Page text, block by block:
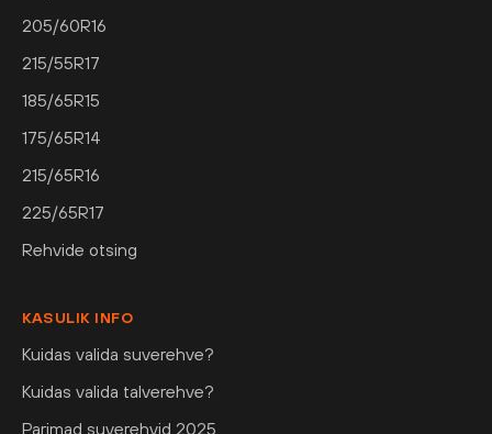
205/60R16
215/55R17
185/65R15
175/65R14
215/65R16
225/65R17
Rehvide otsing
KASULIK INFO
Kuidas valida suverehve?
Kuidas valida talverehve?
Parimad suverehvid 2025